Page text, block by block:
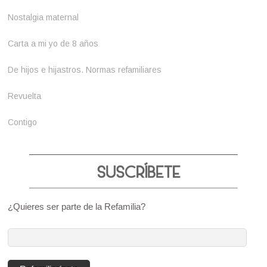
Nostalgia maternal
Carta a mi yo de 8 años
De hijos e hijastros. Normas refamiliares
Revuelta
Contigo
¿Quieres ser parte de la Refamilia?